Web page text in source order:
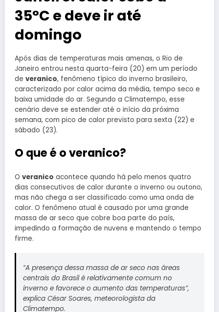
35°C e deve ir até
domingo
Após dias de temperaturas mais amenas, o Rio de
Janeiro entrou nesta quarta-feira (20) em um período
de veranico, fenômeno típico do inverno brasileiro,
caracterizado por calor acima da média, tempo seco e
baixa umidade do ar. Segundo a Climatempo, esse
cenário deve se estender até o início da próxima
semana, com pico de calor previsto para sexta (22) e
sábado (23).
O que é o veranico?
O veranico acontece quando há pelo menos quatro
dias consecutivos de calor durante o inverno ou outono,
mas não chega a ser classificado como uma onda de
calor. O fenômeno atual é causado por uma grande
massa de ar seco que cobre boa parte do país,
impedindo a formação de nuvens e mantendo o tempo
firme.
“A presença dessa massa de ar seco nas áreas
centrais do Brasil é relativamente comum no
inverno e favorece o aumento das temperaturas”,
explica César Soares, meteorologista da
Climatempo.